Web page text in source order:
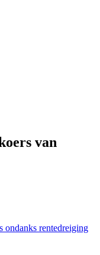
van
ondanks rentedreiging